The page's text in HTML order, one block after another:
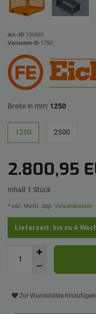
Art.-ID 100569
Varianten-ID 1760
Breite in mm: 1250
1250 2500
2.800,95
Inhalt 1 Stück
* inkl. MwSt. zzgl. Versandkosten
Lieferzeit: bis zu 4
Zur Wunschliste hinzufügen